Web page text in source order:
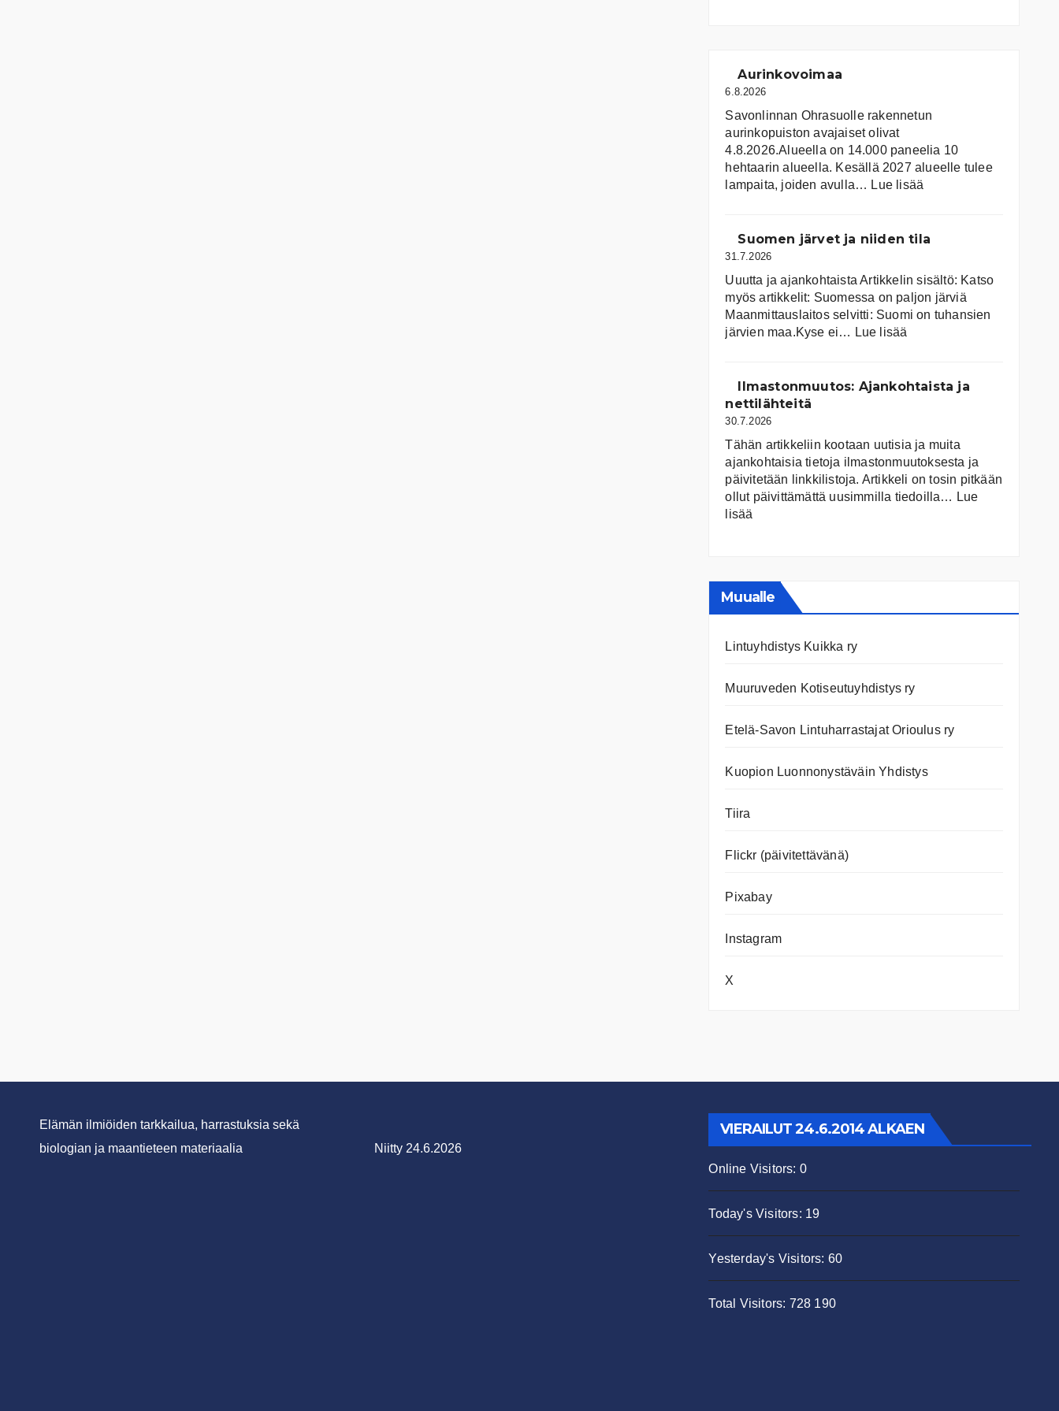
Aurinkovoimaa
6.8.2026
Savonlinnan Ohrasuolle rakennetun
aurinkopuiston avajaiset olivat
4.8.2026.Alueella on 14.000 paneelia 10
hehtaarin alueella. Kesällä 2027 alueelle tulee
lampaita, joiden avulla… Lue lisää
Suomen järvet ja niiden tila
31.7.2026
Uuutta ja ajankohtaista Artikkelin sisältö: Katso
myös artikkelit: Suomessa on pal­jon jär­viä
Maanmittauslaitos selvitti: Suomi on tuhansien
järvien maa.Kyse ei… Lue lisää
ja
Ilmastonmuutos: Ajankohtaista ja
nettilähteitä
30.7.2026
Tähän artikkeliin kootaan uutisia ja muita
ajankohtaisia tietoja ilmastonmuutoksesta ja
päivitetään linkkilistoja. Artikkeli on tosin pitkään
ollut päivittämättä uusimmilla tiedoilla… Lue
lisää
nettilähteitä
Muualle
Lintuyhdistys Kuikka ry
Muuruveden Kotiseutuyhdistys ry
Etelä-Savon Lintuharrastajat Orioulus ry
Kuopion Luonnonystäväin Yhdistys
Tiira
Flickr (päivitettävänä)
Pixabay
Instagram
X
Elämän ilmiöiden tarkkailua, harrastuksia sekä
biologian ja maantieteen materiaalia
Niitty 24.6.2026
VIERAILUT 24.6.2014 ALKAEN
Online Visitors: 0
Today's Visitors: 19
Yesterday's Visitors: 60
Total Visitors: 728 190